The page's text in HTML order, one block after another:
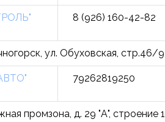
8 (926) 160-42-82
ул. Обуховская, стр.46/9
79262819250
промзона, д. 29 "А", строение 1